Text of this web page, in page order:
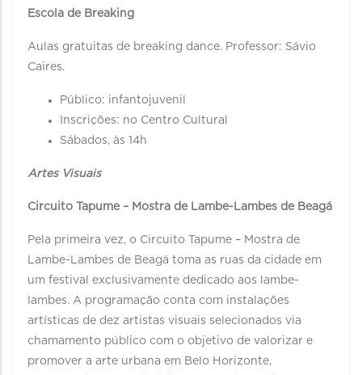
Escola de Breaking
Aulas gratuitas de breaking dance. Professor: Sávio
Caires.
Público: infantojuvenil
Inscrições: no Centro Cultural
Sábados, às 14h
Artes Visuais
Circuito Tapume – Mostra de Lambe-Lambes de Beagá
Pela primeira vez, o Circuito Tapume – Mostra de
Lambe-Lambes de Beagá toma as ruas da cidade em
um festival exclusivamente dedicado aos lambe-
lambes. A programação conta com instalações
artísticas de dez artistas visuais selecionados via
chamamento público com o objetivo de valorizar e
promover a arte urbana em Belo Horizonte,